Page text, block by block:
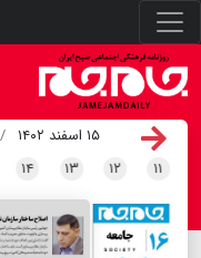
۱۵ اسفند ۱۴۰۲
۱۱ ۱۲ ۱۳ ۱۴